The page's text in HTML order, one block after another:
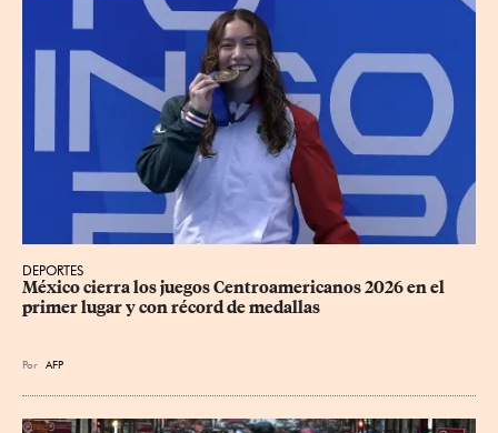
DEPORTES
México cierra los juegos Centroamericanos 2026 en el
primer lugar y con récord de medallas
Por AFP